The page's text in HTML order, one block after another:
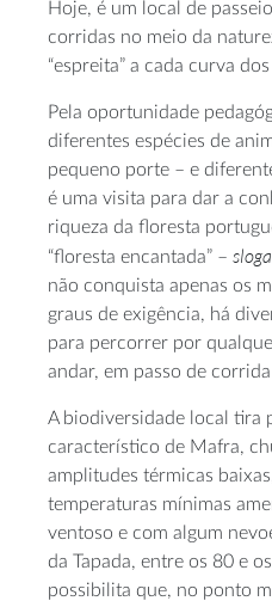
Hoje, é um local de
corridas no meio da
“espreita” a cada curva
Pela oportunidade
diferentes espécies de
pequeno porte – e
é uma visita para dar a
riqueza da floresta
“floresta encantada” –
não conquista apenas os
graus de exigência, há
para percorrer por
andar, em passo de
A biodiversidade local tira
característico de Mafra,
amplitudes térmicas
temperaturas mínimas
ventoso e com algum
da Tapada, entre os 80 e
possibilita que, no ponto